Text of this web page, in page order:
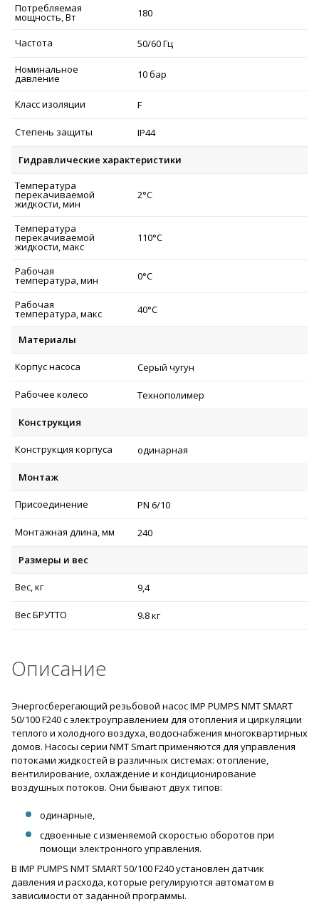
Потребляемая
мощность, Вт 180
Частота
50/60 Гц
Номинальное
давление 10 бар
Класс изоляции F
Степень защиты IP44
Гидравлические характеристики
Температура
перекачиваемой
жидкости, мин
2°C
Температура
перекачиваемой
жидкости, макс
110°C
Рабочая
температура, мин 0°C
Рабочая
температура, макс 40°C
Материалы
Корпус насоса Серый чугун
Рабочее колесо Технополимер
Конструкция
Конструкция корпуса одинарная
Монтаж
Присоединение PN 6/10
Монтажная длина, мм 240
Размеры и вес
Вес, кг 9,4
Вес БРУТТО 9.8 кг
Описание
Энергосберегающий резьбовой насос IMP PUMPS NMT SMART
50/100 F240 с электроуправлением для отопления и циркуляции
теплого и холодного воздуха, водоснабжения многоквартирных
домов. Насосы серии NMT Smart применяются для управления
потоками жидкостей в различных системах: отопление,
вентилирование, охлаждение и кондиционирование
воздушных потоков. Они бывают двух типов:
одинарные,
сдвоенные с изменяемой скоростью оборотов при
помощи электронного управления.
В IMP PUMPS NMT SMART 50/100 F240 установлен датчик
давления и расхода, которые регулируются автоматом в
зависимости от заданной программы.